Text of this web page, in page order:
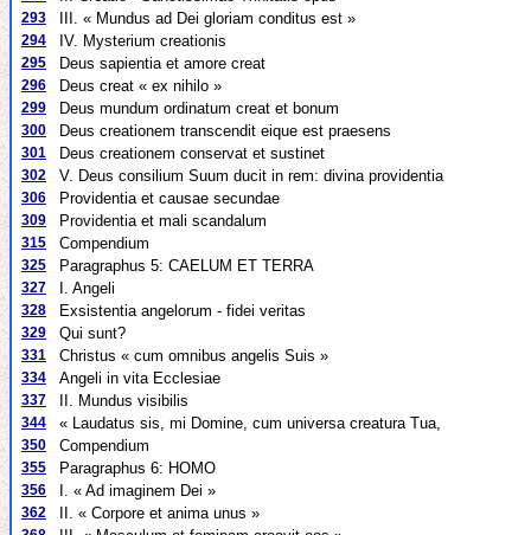
293 III. « Mundus ad Dei gloriam conditus est »
294 IV. Mysterium creationis
295 Deus sapientia et amore creat
296 Deus creat « ex nihilo »
299 Deus mundum ordinatum creat et bonum
300 Deus creationem transcendit eique est praesens
301 Deus creationem conservat et sustinet
302 V. Deus consilium Suum ducit in rem: divina providentia
306 Providentia et causae secundae
309 Providentia et mali scandalum
315 Compendium
325 Paragraphus 5: CAELUM ET TERRA
327 I. Angeli
328 Exsistentia angelorum - fidei veritas
329 Qui sunt?
331 Christus « cum omnibus angelis Suis »
334 Angeli in vita Ecclesiae
337 II. Mundus visibilis
344 « Laudatus sis, mi Domine, cum universa creatura Tua,
350 Compendium
355 Paragraphus 6: HOMO
356 I. « Ad imaginem Dei »
362 II. « Corpore et anima unus »